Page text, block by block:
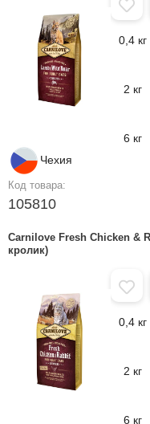
Чехия
Код товара:
105810
0,4 кг
2 кг
6 кг
Carnilove Fresh Chicken &
кролик)
0,4 кг
2 кг
6 кг